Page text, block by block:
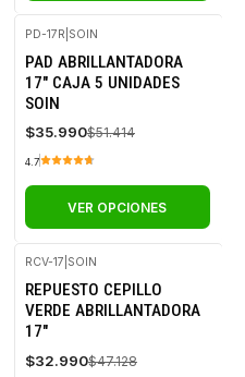
-30%
OFF
PD-17R SOIN
PAD ABRILLANTADORA
17" CAJA 5 UNIDADES
SOIN
$35.990$51.414
4.7
VER OPCIONES
-30%
OFF
RCV-17 SOIN
REPUESTO CEPILLO
VERDE ABRILLANTADORA
17"
$32.990$47.128